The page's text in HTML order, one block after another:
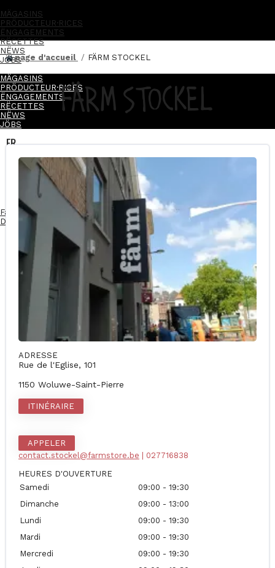
MÄGASINS
PRÖDUCTEUR·RICES
ËNGAGEMENTS
RËCETTES
NËWS
JÖBS
MÄGASINS
PRÖDUCTEUR·RICES
ËNGAGEMENTS
RËCETTES
NËWS
JÖBS
FR
Facebook-f Instagram Linkedin-in
Devenez franchisé·e
page d'accueil FÄRM STOCKEL
FÄRM STOCKEL
ADRESSE
Rue de l'Eglise, 101
1150 Woluwe-Saint-Pierre
ITINÉRAIRE
APPELER
contact.stockel@farmstore.be | 027716838
HEURES D'OUVERTURE
Samedi
09:00 - 19:30
Dimanche
09:00 - 13:00
Lundi
09:00 - 19:30
Mardi
09:00 - 19:30
Mercredi
09:00 - 19:30